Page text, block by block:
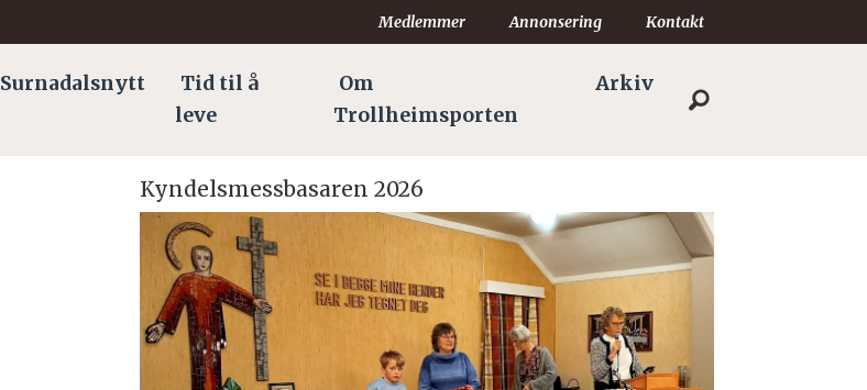
Medlemmer Annonsering Kontakt
Surnadalsnytt
Tid til å
leve
Om
Trollheimsporten
Arkiv
Kyndelsmessbasaren 2026